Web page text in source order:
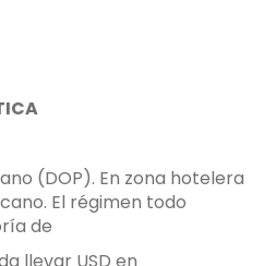
(DOP). En zona hotelera
El régimen todo
de
llevar USD en